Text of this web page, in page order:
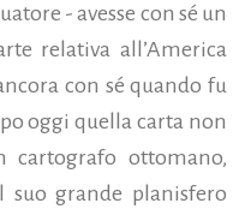
- avesse con sé un
relativa all’America
con sé quando fu
oggi quella carta non
cartografo ottomano,
suo grande planisfero